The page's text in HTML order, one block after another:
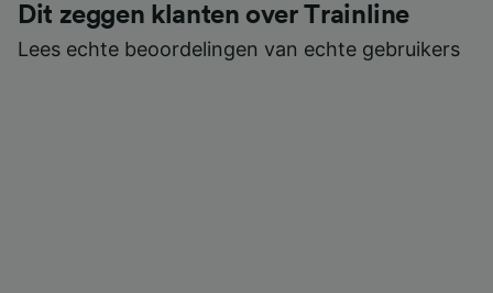
Dit zeggen klanten over Trainline
Lees echte beoordelingen van echte gebruikers